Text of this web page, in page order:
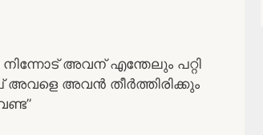
അവന് എന്തേലും പറ്റി
അവൻ തീർത്തിരിക്കും